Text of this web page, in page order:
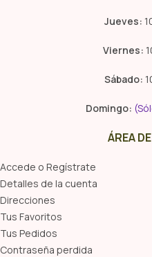
Jueves:
Viernes:
Sábado:
Domingo:
ÁREA
Accede o Regístrate
Detalles de la cuenta
Direcciones
Tus Favoritos
Tus Pedidos
Contraseña perdida